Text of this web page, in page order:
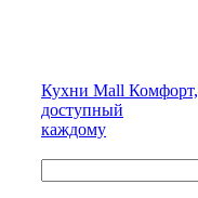
Кухни Mall Комфорт,
доступный
каждому